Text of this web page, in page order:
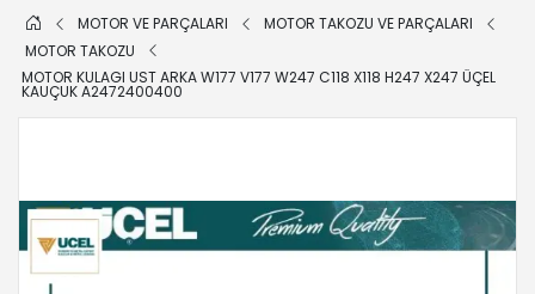
MOTOR VE PARÇALARI
MOTOR TAKOZU VE PARÇALARI
MOTOR TAKOZU
MOTOR KULAGI UST ARKA W177 V177 W247 C118 X118 H247 X247 ÜÇEL
KAUÇUK A2472400400